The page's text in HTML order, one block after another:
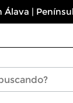
Álava |